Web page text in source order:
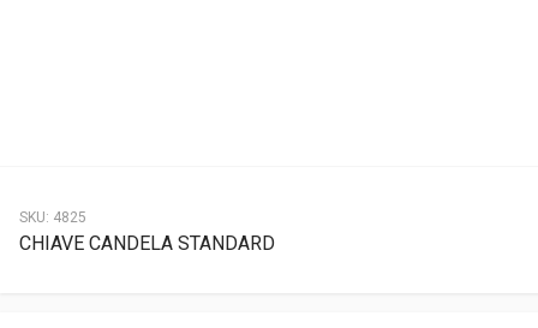
SKU: 4825
CHIAVE CANDELA STANDARD